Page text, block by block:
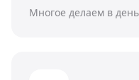
Многое делаем в